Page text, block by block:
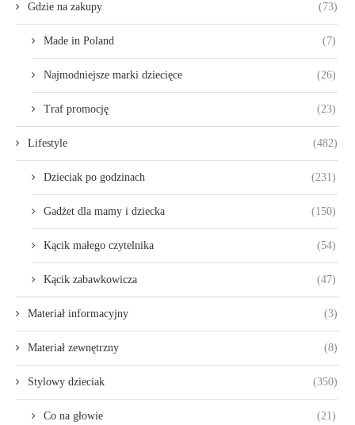
Gdzie na zakupy (73)
Made in Poland (7)
Najmodniejsze marki dziecięce (26)
Traf promocję (23)
Lifestyle (482)
Dzieciak po godzinach (231)
Gadżet dla mamy i dziecka (150)
Kącik małego czytelnika (54)
Kącik zabawkowicza (47)
Materiał informacyjny (3)
Materiał zewnętrzny (8)
Stylowy dzieciak (350)
Co na głowie (21)